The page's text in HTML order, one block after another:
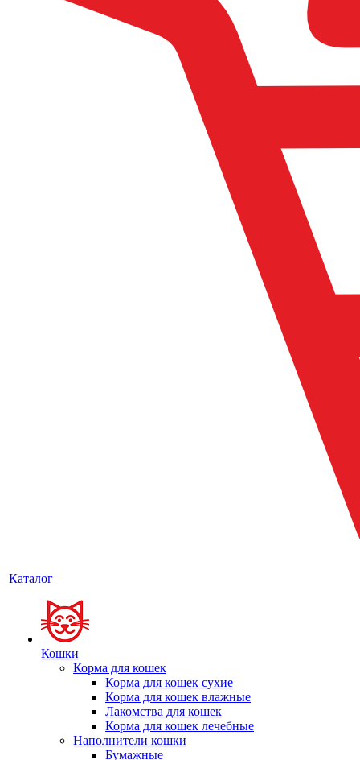
Каталог
Кошки
Корма для кошек
Корма для кошек сухие
Корма для кошек влажные
Лакомства для кошек
Корма для кошек лечебные
Наполнители кошки
Бумажные